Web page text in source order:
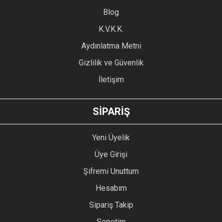
Ürün bilgilerinde hatalar bulunuyor.
Ürün fiyatı diğer sitelerden daha pahalı.
GÖNDER
Blog
K.V.K.K.
Aydınlatma Metni
Gizlilik ve Güvenlik
İletişim
SİPARİŞ
Yeni Üyelik
Üye Girişi
Şifremi Unuttum
Hesabım
Sipariş Takip